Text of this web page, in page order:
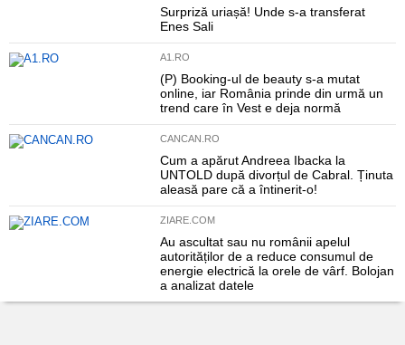
Surpriză uriașă! Unde s-a transferat
Enes Sali
A1.RO
(P) Booking-ul de beauty s-a mutat
online, iar România prinde din urmă un
trend care în Vest e deja normă
CANCAN.RO
Cum a apărut Andreea Ibacka la
UNTOLD după divorțul de Cabral. Ținuta
aleasă pare că a întinerit-o!
ZIARE.COM
Au ascultat sau nu românii apelul
autorităților de a reduce consumul de
energie electrică la orele de vârf. Bolojan
a analizat datele